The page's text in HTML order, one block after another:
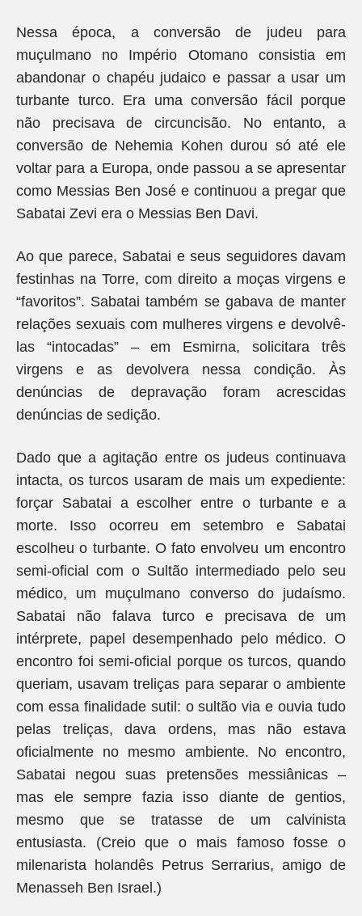
Nessa época, a conversão de judeu para
muçulmano no Império Otomano consistia em
abandonar o chapéu judaico e passar a usar um
turbante turco. Era uma conversão fácil porque
não precisava de circuncisão. No entanto, a
conversão de Nehemia Kohen durou só até ele
voltar para a Europa, onde passou a se apresentar
como Messias Ben José e continuou a pregar que
Sabatai Zevi era o Messias Ben Davi.
Ao que parece, Sabatai e seus seguidores davam
festinhas na Torre, com direito a moças virgens e
“favoritos”. Sabatai também se gabava de manter
relações sexuais com mulheres virgens e devolvê-
las “intocadas” – em Esmirna, solicitara três
virgens e as devolvera nessa condição. Às
denúncias de depravação foram acrescidas
denúncias de sedição.
Dado que a agitação entre os judeus continuava
intacta, os turcos usaram de mais um expediente:
forçar Sabatai a escolher entre o turbante e a
morte. Isso ocorreu em setembro e Sabatai
escolheu o turbante. O fato envolveu um encontro
semi-oficial com o Sultão intermediado pelo seu
médico, um muçulmano converso do judaísmo.
Sabatai não falava turco e precisava de um
intérprete, papel desempenhado pelo médico. O
encontro foi semi-oficial porque os turcos, quando
queriam, usavam treliças para separar o ambiente
com essa finalidade sutil: o sultão via e ouvia tudo
pelas treliças, dava ordens, mas não estava
oficialmente no mesmo ambiente. No encontro,
Sabatai negou suas pretensões messiânicas –
mas ele sempre fazia isso diante de gentios,
mesmo que se tratasse de um calvinista
entusiasta. (Creio que o mais famoso fosse o
milenarista holandês Petrus Serrarius, amigo de
Menasseh Ben Israel.)